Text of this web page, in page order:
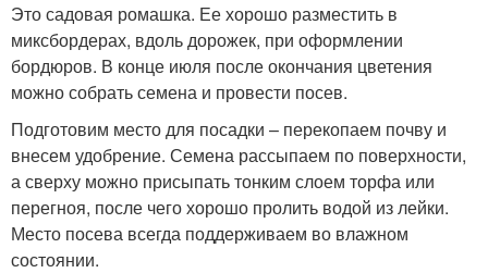
Это садовая ромашка. Ее хорошо разместить в
миксбордерах, вдоль дорожек, при оформлении
бордюров. В конце июля после окончания цветения
можно собрать семена и провести посев.
Подготовим место для посадки – перекопаем почву и
внесем удобрение. Семена рассыпаем по поверхности,
а сверху можно присыпать тонким слоем торфа или
перегноя, после чего хорошо пролить водой из лейки.
Место посева всегда поддерживаем во влажном
состоянии.